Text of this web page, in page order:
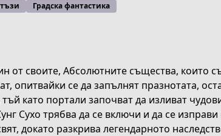
Градска фантастика
от своите, Абсолютните същества, които
опитвайки се да запълнят празнотата,
като портали започват да изливат
Сухо трябва да се включи и да се изправи
докато разкрива легендарното